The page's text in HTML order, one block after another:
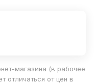
магазина (в рабочее
отличаться от цен в